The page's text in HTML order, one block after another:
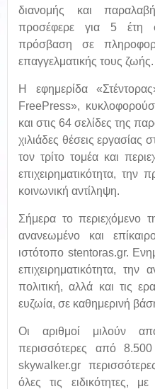
διανομής και
προσέφερε για 5 έτη
πρόσβαση σε
επαγγελματικής τους ζωής.
Η εφημερίδα
FreePress»,
και στις 64 σελίδες της
χιλιάδες θέσεις εργασίας
τον τρίτο τομέα και
επιχειρηματικότητα, την
κοινωνική αντίληψη.
Σήμερα το περιεχόμενο
ανανεωμένο και
ιστότοπο stentoras.gr.
επιχειρηματικότητα, την
πολιτική, αλλά και τις
ευζωία, σε καθημερινή
Οι αριθμοί μιλούν
περισσότερες από 8.500
skywalker.gr
όλες τις ειδικότητες,